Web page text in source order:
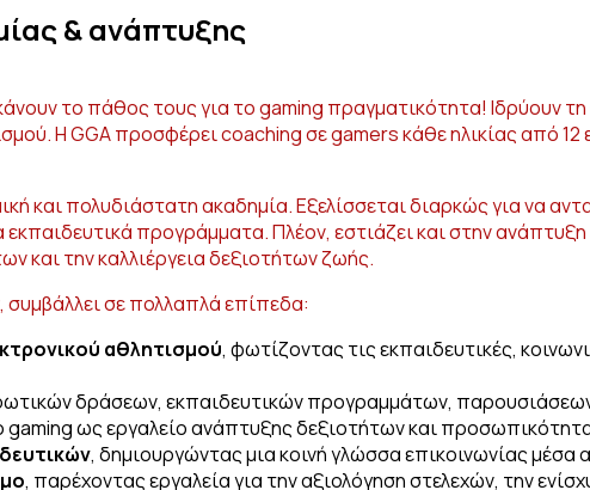
& ανάπτυξης
το πάθος τους για το gaming πραγματικότητα! Ιδρύουν
Η GGA προσφέρει coaching σε gamers κάθε ηλικίας από 12
και πολυδιάστατη ακαδημία. Εξελίσσεται διαρκώς για να
προγράμματα. Πλέον, εστιάζει και στην
την καλλιέργεια δεξιοτήτων ζωής.
συμβάλλει σε πολλαπλά επίπεδα:
αθλητισμού, φωτίζοντας τις εκπαιδευτικές,
δράσεων, εκπαιδευτικών προγραμμάτων,
ως εργαλείο ανάπτυξης δεξιοτήτων και
, δημιουργώντας μια κοινή γλώσσα επικοινωνίας μέσα
, παρέχοντας εργαλεία για την αξιολόγηση στελεχών, την